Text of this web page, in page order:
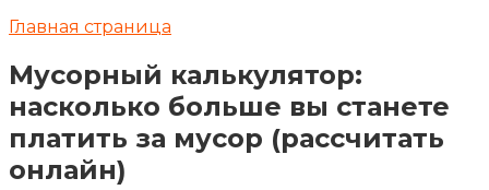
Главная страница
Мусорный калькулятор:
насколько больше вы станете
платить за мусор (рассчитать
онлайн)